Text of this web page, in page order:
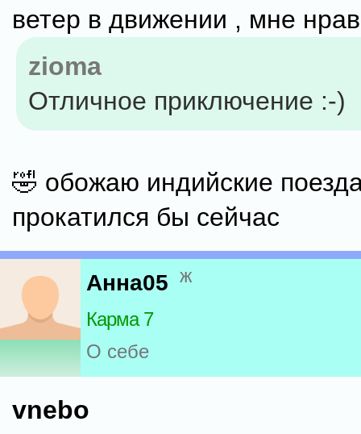
ветер в движении , мне
zioma
Отличное приключение :-)
🤣 обожаю индийские
прокатился бы сейчас
Анна05 ж
Карма 7
О себе
vnebo